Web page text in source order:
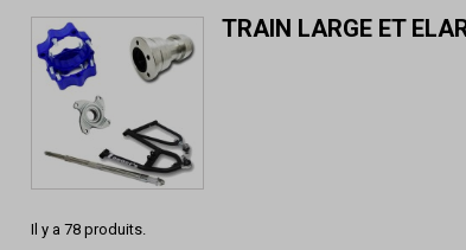
TRAIN LARGE ET
Il y a 78 produits.